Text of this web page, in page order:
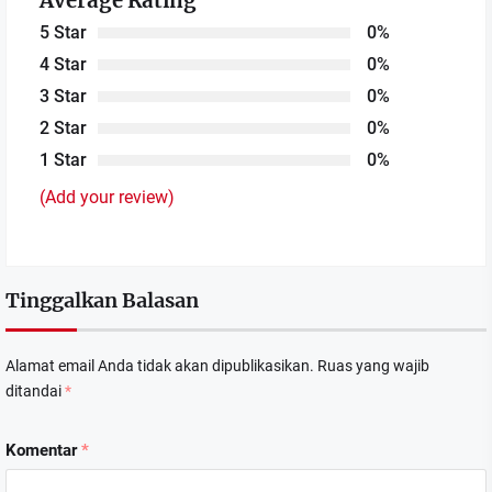
5 Star
0%
4 Star
0%
3 Star
0%
2 Star
0%
1 Star
0%
(Add your review)
Tinggalkan Balasan
Alamat email Anda tidak akan dipublikasikan. Ruas yang wajib
ditandai*
Komentar*